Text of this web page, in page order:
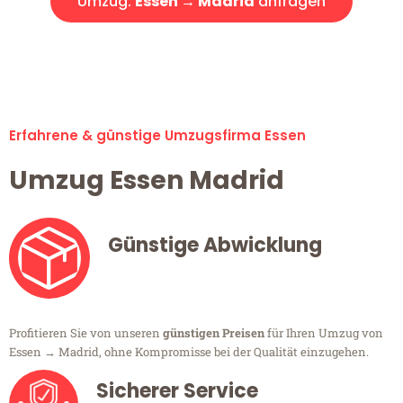
Erfahrene & günstige Umzugsfirma Essen
Umzug Essen Madrid
Günstige Abwicklung
Profitieren Sie von unseren günstigen Preisenfür Ihren Umzug von
Essen → Madrid, ohne Kompromisse bei der Qualität einzugehen.
Sicherer Service